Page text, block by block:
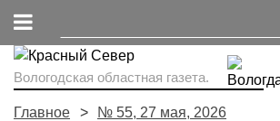
Вологодская областная газета.
Главное № 55, 27 мая, 2026